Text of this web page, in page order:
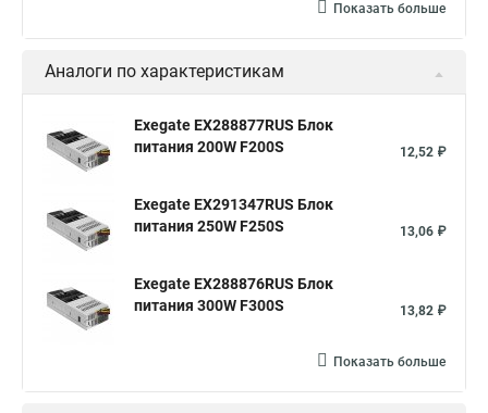
Показать больше
Аналоги по характеристикам
Exegate EX288877RUS Блок
питания 200W F200S
12,52 ₽
Exegate EX291347RUS Блок
питания 250W F250S
13,06 ₽
Exegate EX288876RUS Блок
питания 300W F300S
13,82 ₽
Показать больше